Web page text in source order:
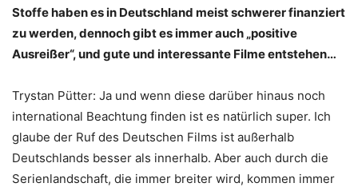
Stoffe haben es in Deutschland meist schwerer finanziert
zu werden, dennoch gibt es immer auch „positive
Ausreißer“, und gute und interessante Filme entstehen…
Trystan Pütter: Ja und wenn diese darüber hinaus noch
international Beachtung finden ist es natürlich super. Ich
glaube der Ruf des Deutschen Films ist außerhalb
Deutschlands besser als innerhalb. Aber auch durch die
Serienlandschaft, die immer breiter wird, kommen immer